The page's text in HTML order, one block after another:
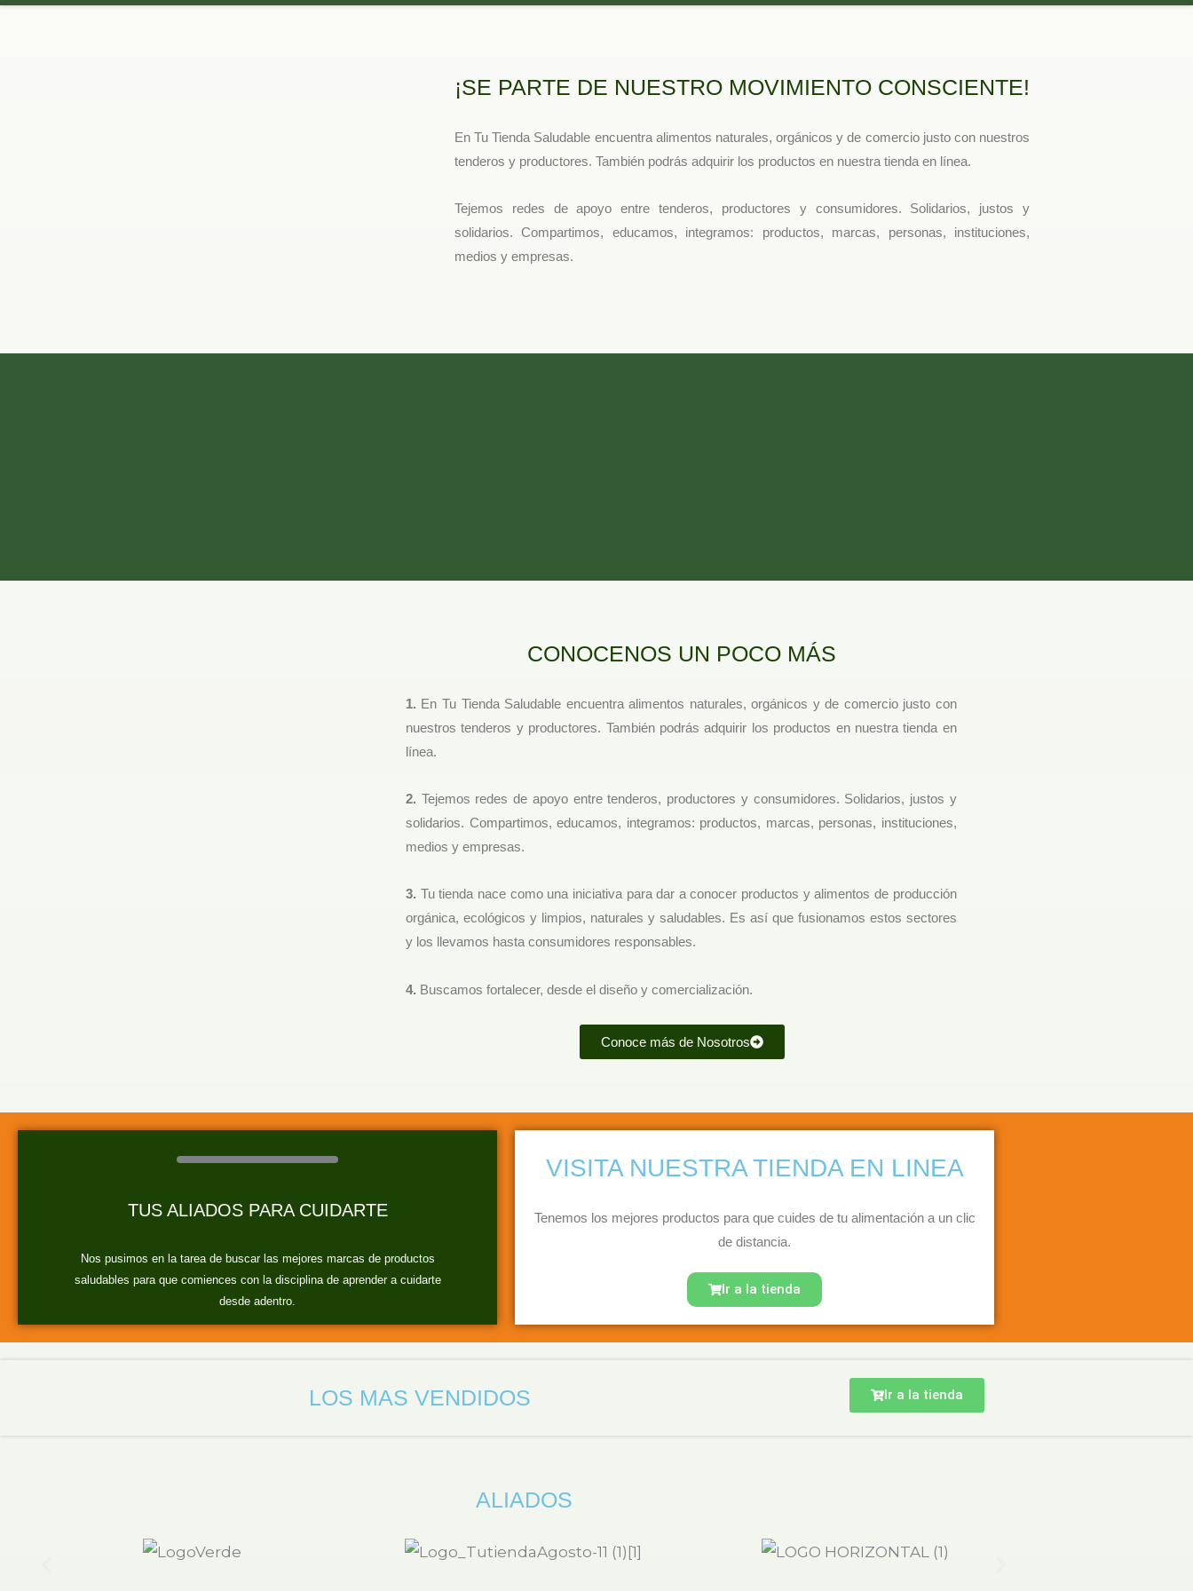
o
r
m
¡SE PARTE DE NUESTRO MOVIMIENTO CONSCIENTE!
En Tu Tienda Saludable encuentra alimentos naturales, orgánicos y de comercio justo con nuestros
tenderos y productores. También podrás adquirir los productos en nuestra tienda en línea.
Tejemos redes de apoyo entre tenderos, productores y consumidores. Solidarios, justos y
solidarios. Compartimos, educamos, integramos: productos, marcas, personas, instituciones,
medios y empresas.
CONOCENOS UN POCO MÁS
1. En Tu Tienda Saludable encuentra alimentos naturales, orgánicos y de comercio justo con
nuestros tenderos y productores. También podrás adquirir los productos en nuestra tienda en
línea.
2. Tejemos redes de apoyo entre tenderos, productores y consumidores. Solidarios, justos y
solidarios. Compartimos, educamos, integramos: productos, marcas, personas, instituciones,
medios y empresas.
3. Tu tienda nace como una iniciativa para dar a conocer productos y alimentos de producción
orgánica, ecológicos y limpios, naturales y saludables. Es así que fusionamos estos sectores
y los llevamos hasta consumidores responsables.
4. Buscamos fortalecer, desde el diseño y comercialización.
Conoce más de Nosotros
TUS ALIADOS PARA CUIDARTE
Nos pusimos en la tarea de buscar las mejores marcas de productos
saludables para que comiences con la disciplina de aprender a cuidarte
desde adentro.
VISITA NUESTRA TIENDA EN LINEA
Tenemos los mejores productos para que cuides de tu alimentación a un clic
de distancia.
Ir a la tienda
LOS MAS VENDIDOS Ir a la tienda
ALIADOS